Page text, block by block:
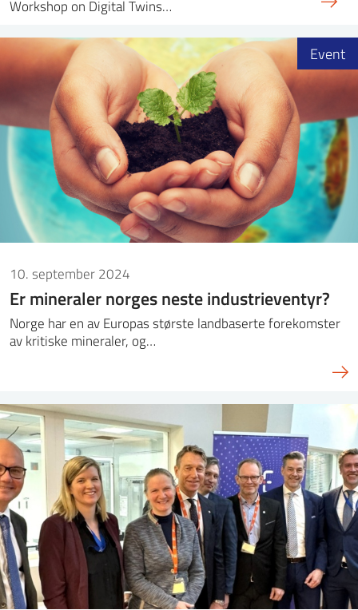
Workshop on Digital Twins…
10. september 2024
Er mineraler norges neste industrieventyr?
Norge har en av Europas største landbaserte forekomster
av kritiske mineraler, og…
Event